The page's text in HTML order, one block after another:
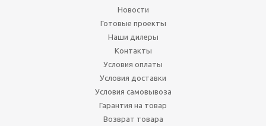
Новости
Готовые проекты
Наши дилеры
Контакты
Условия оплаты
Условия доставки
Условия самовывоза
Гарантия на товар
Возврат товара